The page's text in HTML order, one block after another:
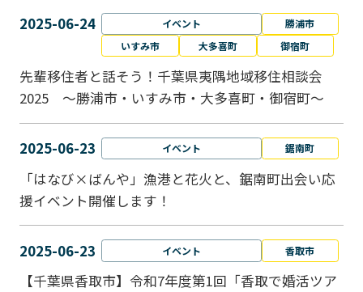
2025-06-24 イベント
勝浦市
いすみ市
大多喜町 御宿町
先輩移住者と話そう！千葉県夷隅地域移住相談会
2025 ～勝浦市・いすみ市・大多喜町・御宿町～
2025-06-23 イベント 鋸南町
「はなび×ばんや」漁港と花火と、鋸南町出会い応
援イベント開催します！
2025-06-23 イベント 香取市
【千葉県香取市】令和7年度第1回「香取で婚活ツア